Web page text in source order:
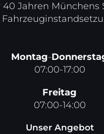
40 Jahren Münchens
Montag-
07:00-17:00
Freitag
07:00-14:00
Unser Angebot